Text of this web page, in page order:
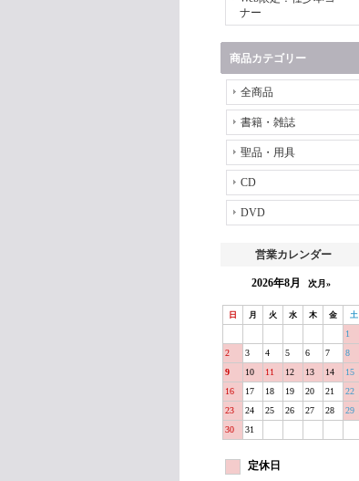
ナー
商品カテゴリー
全商品
書籍・雑誌
聖品・用具
CD
DVD
営業カレンダー
2026年8月 次月»
日 月 火 水 木 金 土
1
2
3 4 5 6 7
8
9
10 11 12 13 14
15
16
17 18 19 20 21
22
23
24 25 26 27 28
29
30
31
定休日